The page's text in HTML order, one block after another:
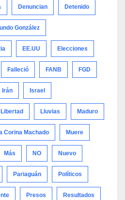
Denuncian Detenido
González
EE.UU Elecciones
Falleció FANB FGD
Irán Israel
Libertad Lluvias Maduro
Corina Machado Muere
Más NO Nuevo
Pariaguán Políticos
Presos Resultados